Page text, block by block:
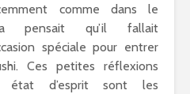
comme dans le
pensait qu’il fallait
spéciale pour entrer
Ces petites réflexions
état d’esprit sont les